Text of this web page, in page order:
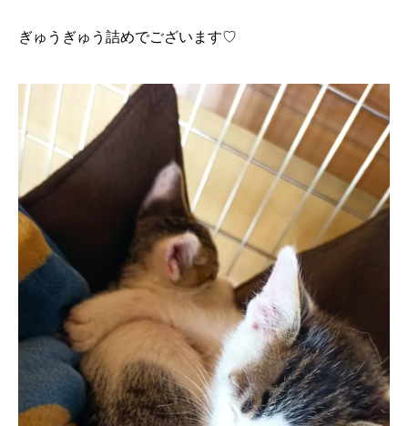
ぎゅうぎゅう詰めでございます♡